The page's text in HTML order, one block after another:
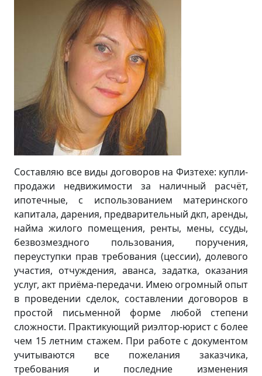
Составляю все виды договоров на Физтехе: купли-
продажи недвижимости за наличный расчёт,
ипотечные, с использованием материнского
капитала, дарения, предварительный дкп, аренды,
найма жилого помещения, ренты, мены, ссуды,
безвозмездного пользования, поручения,
переуступки прав требования (цессии), долевого
участия, отчуждения, аванса, задатка, оказания
услуг, акт приёма-передачи. Имею огромный опыт
в проведении сделок, составлении договоров в
простой письменной форме любой степени
сложности. Практикующий риэлтор-юрист с более
чем 15 летним стажем. При работе с документом
учитываются все пожелания заказчика,
требования и последние изменения